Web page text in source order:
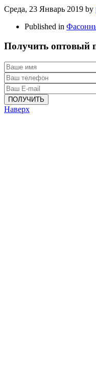
Среда, 23 Январь 2019 by
Published in
Получить оптовый
ПОЛУЧИТЬ
Наверх